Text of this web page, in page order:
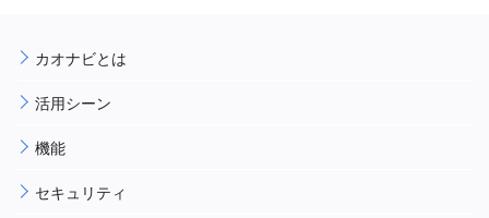
カオナビとは
活用シーン
機能
セキュリティ